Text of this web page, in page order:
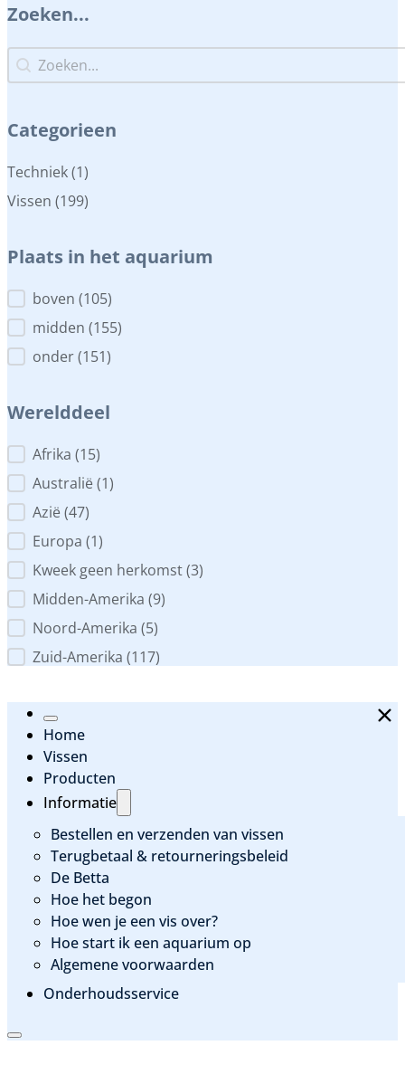
Zoeken...
Zoeken...
Zoeken...
Categorieen
Categorieen
Techniek(1)
Vissen (199)
Plaats in het aquarium
Plaats in het aquarium
boven (105)
midden (155)
onder(151)
Werelddeel
Werelddeel
Afrika (15)
Australië (1)
Azië (47)
Europa (1)
Kweek geen herkomst(3)
Midden-Amerika (9)
Noord-Amerika (5)
Zuid-Amerika (117)
Home
Vissen
Producten
Informatie
Bestellen en verzenden van vissen
Terugbetaal & retourneringsbeleid
De Betta
Hoe het begon
Hoe wen je een vis over?
Hoe start ik een aquarium op
Algemene voorwaarden
Onderhoudsservice